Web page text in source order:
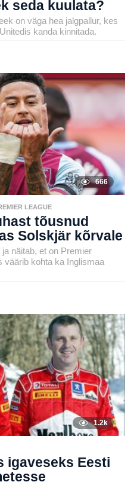
seda kuulata?
on väga hea jalgpallur, kes
kanda kinnitada.
666
LEAGUE
tõusnud
Solskjär kõrvale
näitab, et on Premier
väärib kohta ka Inglismaa
1.2k
igaveseks Eesti